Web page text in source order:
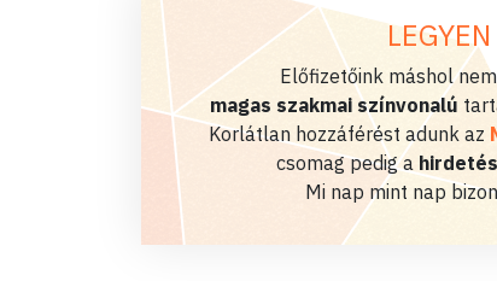
Előfizetőink máshol
magas szakmai színvonalú
Korlátlan hozzáférést adunk az
csomag pedig a
Mi nap mint nap